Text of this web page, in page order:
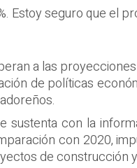
Estoy seguro que el
a las
de políticas
sustenta con la
con 2020,
de construcción